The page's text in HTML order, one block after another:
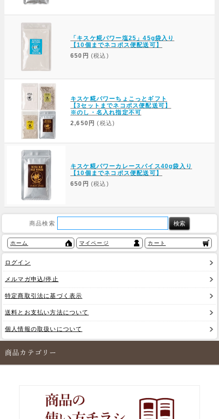
「キスケ糀パワー塩25」45g袋入り
【10個までネコポス便配送可】
650円 (税込)
キスケ糀パワーちょこっとギフト
【3セットまでネコポス便配送可】
※のし・名入れ指定不可
2,650円 (税込)
キスケ糀パワーカレースパイス40g袋入り
【10個までネコポス便配送可】
650円 (税込)
商品検索
ホーム マイページ カート
ログイン
メルマガ申込/停止
特定商取引法に基づく表示
送料とお支払い方法について
個人情報の取扱いについて
商品カテゴリー